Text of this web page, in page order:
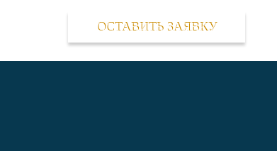
ОСТАВИТЬ ЗАЯВКУ